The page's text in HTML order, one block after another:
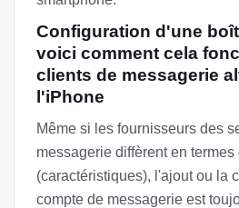
Configuration d'une
voici comment cela
clients de messagerie
l'iPhone
Même si les fournisseurs des
messagerie diffèrent en
(caractéristiques), l'ajout ou la
compte de messagerie est